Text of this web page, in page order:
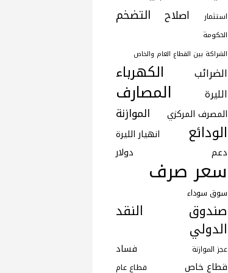
استثمار اصلاح التضخم
الحكومة
الشراكة بين القطاع العام والخاص
الضرائب الكهرباء
الليرة المصارف
المصرف المركزي الموازنة
الودائع
انهيار الليرة
دعم
دولار
سعر صرف
سوق سوداء
صندوق النقد
الدولي
عجز الموازنة
فساد
قطاع خاص
قطاع عام